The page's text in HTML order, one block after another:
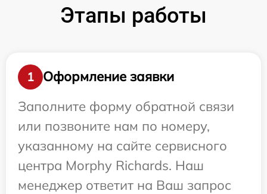
Этапы работы
1
Оформление заявки
Заполните форму обратной связи
или позвоните нам по номеру,
указанному на сайте сервисного
центра Morphy Richards. Наш
менеджер ответит на Ваш запрос